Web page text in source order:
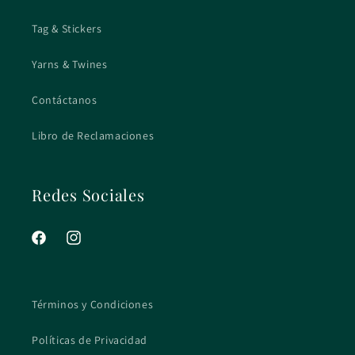
Tag & Stickers
Yarns & Twines
Contáctanos
Libro de Reclamaciones
Redes Sociales
FacebookInstagram
Términos y Condiciones
Políticas de Privacidad